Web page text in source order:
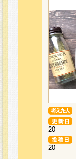
20
20